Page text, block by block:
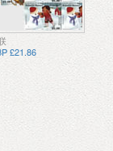
£21.86